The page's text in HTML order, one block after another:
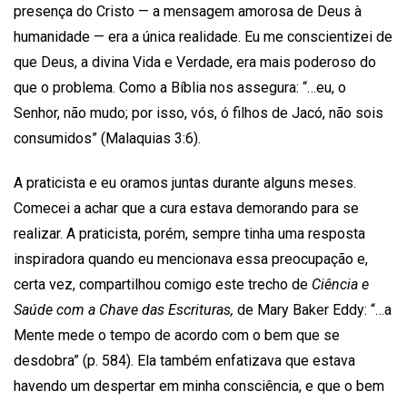
presença do Cristo — a mensagem amorosa de Deus à
humanidade — era a única realidade. Eu me conscientizei de
que Deus, a divina Vida e Verdade, era mais poderoso do
que o problema. Como a Bíblia nos assegura: “…eu, o
Senhor, não mudo; por isso, vós, ó filhos de Jacó, não sois
consumidos” (Malaquias 3:6).
A praticista e eu oramos juntas durante alguns meses.
Comecei a achar que a cura estava demorando para se
realizar. A praticista, porém, sempre tinha uma resposta
inspiradora quando eu mencionava essa preocupação e,
certa vez, compartilhou comigo este trecho de Ciência e
Saúde com a Chave das Escrituras, de Mary Baker Eddy: “…a
Mente mede o tempo de acordo com o bem que se
desdobra” (p. 584). Ela também enfatizava que estava
havendo um despertar em minha consciência, e que o bem